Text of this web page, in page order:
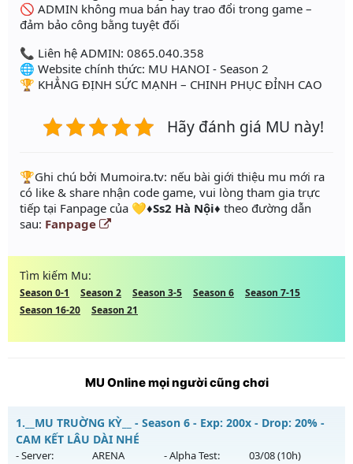
🚫 ADMIN không mua bán hay trao đổi trong game –
đảm bảo công bằng tuyệt đối
📞 Liên hệ ADMIN: 0865.040.358
🌐 Website chính thức: MU HANOI - Season 2
🏆 KHẲNG ĐỊNH SỨC MẠNH – CHINH PHỤC ĐỈNH CAO
Hãy đánh giá MU này!
️🏆Ghi chú bởi Mumoira.tv: nếu bài giới thiệu mu mới ra
có like & share nhận code game, vui lòng tham gia trực
tiếp tại Fanpage của 💛♦️Ss2 Hà Nội♦️ theo đường dẫn
sau: Fanpage
Tìm kiếm Mu:
Season 0-1 Season 2 Season 3-5 Season 6
Season 7-15
Season 16-20
Season 21
MU Online mọi người cũng chơi
1. __MU TRUỜNG KỲ__ - Season 6 - Exp: 200x - Drop: 20% -
CAM KẾT LÂU DÀI NHÉ
- Server: ARENA - Alpha Test: 03/08(10h)